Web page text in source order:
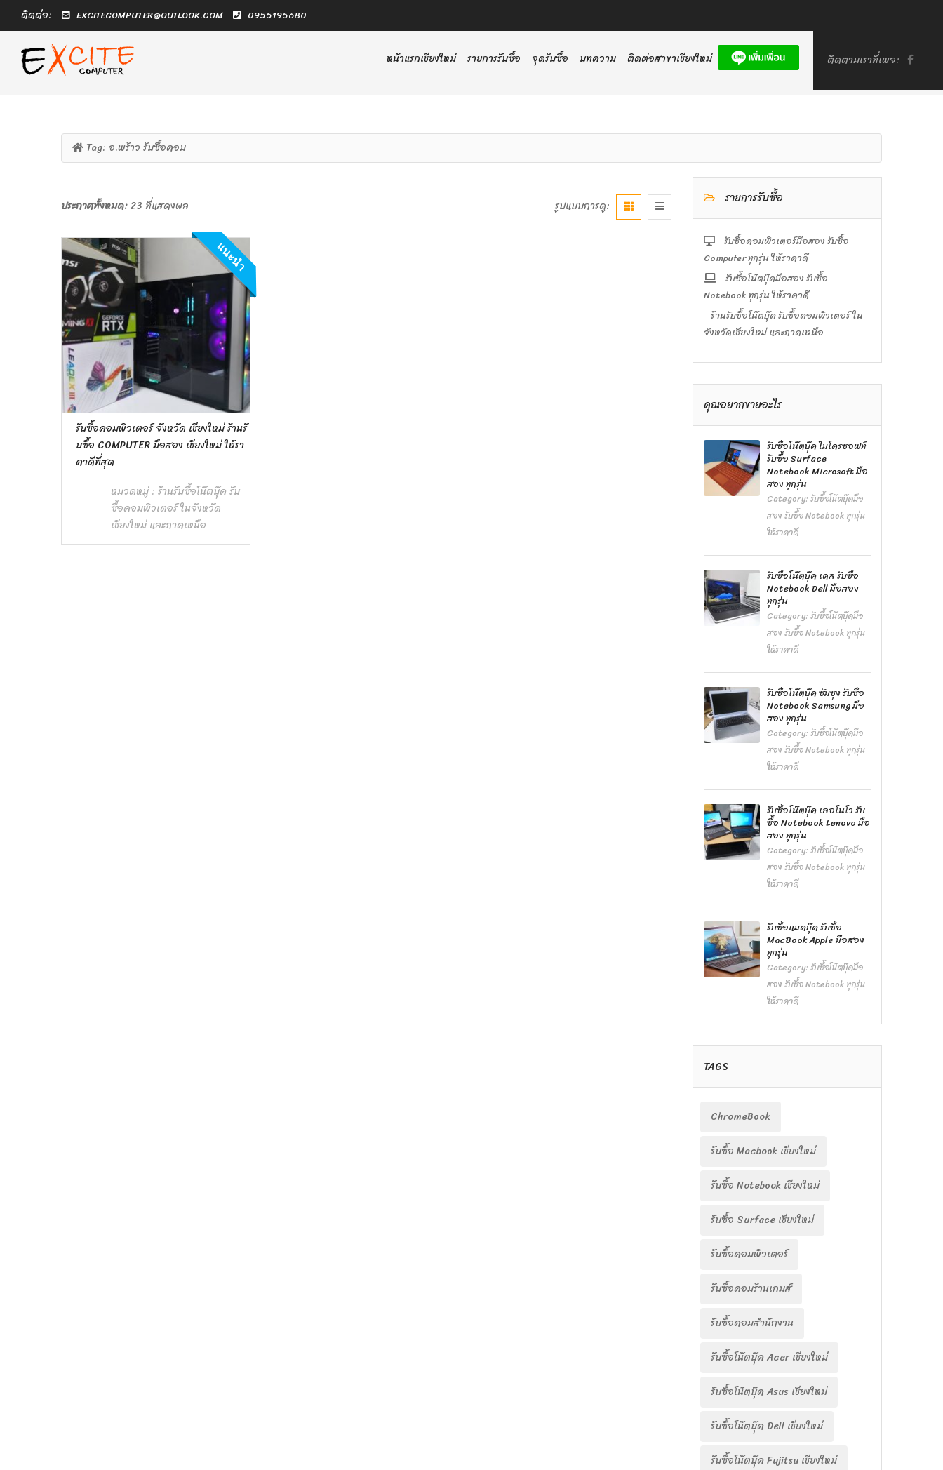
ติดต่อ: EXCITECOMPUTER@OUTLOOK.COM 0955195680
ติดตามเราที่เพจ:
หน้าแรกเชียงใหม่ รายการรับซื้อ จุดรับซื้อ บทความ ติดต่อสาขาเชียงใหม่
Tag: อ.พร้าว รับซื้อคอม
ประกาศทั้งหมด:23 ที่แสดงผล รูปแบบการดู:
แนะนำ
รับซื้อคอมพิวเตอร์ จังหวัด เชียงใหม่ ร้านรั
บซื้อ COMPUTER มือสอง เชียงใหม่ ให้รา
คาดีที่สุด
หมวดหมู่ : ร้านรับซื้อโน๊ตบุ๊ค รับ
ซื้อคอมพิวเตอร์ ในจังหวัด
เชียงใหม่ และภาคเหนือ
รายการรับซื้อ
รับซื้อคอมพิวเตอร์มือสอง รับซื้อ
Computer ทุกรุ่น ให้ราคาดี
รับซื้อโน๊ตบุ๊คมือสอง รับซื้อ
Notebook ทุกรุ่น ให้ราคาดี
ร้านรับซื้อโน๊ตบุ๊ค รับซื้อคอมพิวเตอร์ ใน
จังหวัดเชียงใหม่ และภาคเหนือ
คุณอยากขายอะไร
รับซื้อโน๊ตบุ๊ค ไมโครซอฟท์
รับซื้อ Surface
Notebook Microsoft มือ
สอง ทุกรุ่น
Category:รับซื้อโน๊ตบุ๊คมือ
สอง รับซื้อ Notebook ทุกรุ่น
ให้ราคาดี
รับซื้อโน๊ตบุ๊ค เดล รับซื้อ
Notebook Dell มือสอง
ทุกรุ่น
Category:รับซื้อโน๊ตบุ๊คมือ
สอง รับซื้อ Notebook ทุกรุ่น
ให้ราคาดี
รับซื้อโน๊ตบุ๊ค ซัมซุง รับซื้อ
Notebook Samsung มือ
สอง ทุกรุ่น
Category:รับซื้อโน๊ตบุ๊คมือ
สอง รับซื้อ Notebook ทุกรุ่น
ให้ราคาดี
รับซื้อโน๊ตบุ๊ค เลอโนโว รับ
ซื้อ Notebook Lenovo มือ
สอง ทุกรุ่น
Category:รับซื้อโน๊ตบุ๊คมือ
สอง รับซื้อ Notebook ทุกรุ่น
ให้ราคาดี
รับซื้อแมคบุ๊ค รับซื้อ
MacBook Apple มือสอง
ทุกรุ่น
Category:รับซื้อโน๊ตบุ๊คมือ
สอง รับซื้อ Notebook ทุกรุ่น
ให้ราคาดี
TAGS
ChromeBook
รับซื้อ Macbook เชียงใหม่
รับซื้อ Notebook เชียงใหม่
รับซื้อ Surface เชียงใหม่
รับซื้อคอมพิวเตอร์
รับซื้อคอมร้านเกมส์
รับซื้อคอมสำนักงาน
รับซื้อโน๊ตบุ๊ค Acer เชียงใหม่
รับซื้อโน๊ตบุ๊ค Asus เชียงใหม่
รับซื้อโน๊ตบุ๊ค Dell เชียงใหม่
รับซื้อโน๊ตบุ๊ค Fujitsu เชียงใหม่